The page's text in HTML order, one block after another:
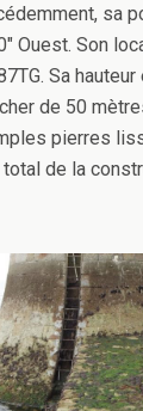
sa
Ouest. Son
Sa
de 50
pierres
de la